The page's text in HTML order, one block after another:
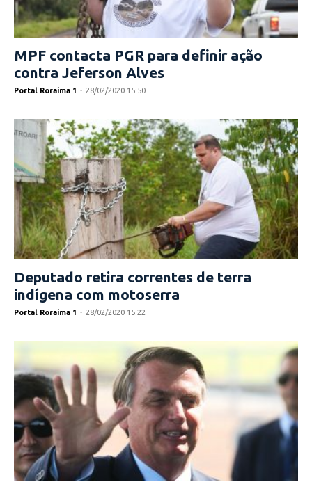
MPF contacta PGR para definir ação
contra Jeferson Alves
Portal Roraima 1 - 28/02/2020 15:50
Deputado retira correntes de terra
indígena com motoserra
Portal Roraima 1 - 28/02/2020 15:22